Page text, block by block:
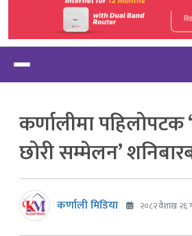
कर्णालीमा पहिलोपटक
छोरी सम्मेलन’
कर्णाली मिडिया २०८२ वैशाख २६